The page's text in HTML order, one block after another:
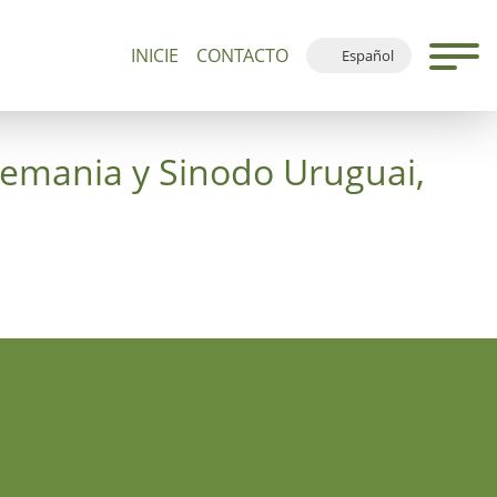
INICIE CONTACTO
Español
Français
Plano del Sitio
y Sinodo Uruguai,